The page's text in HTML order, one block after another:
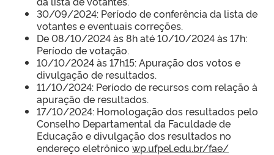
30/09/2024: Período de conferência da lista de
votantes e eventuais correções.
De 08/10/2024 às 8h até 10/10/2024 às 17h:
Período de votação.
10/10/2024 às 17h15: Apuração dos votos e
divulgação de resultados.
11/10/2024: Período de recursos com relação à
apuração de resultados.
17/10/2024: Homologação dos resultados pelo
Conselho Departamental da Faculdade de
Educação e divulgação dos resultados no
endereço eletrônico wp.ufpel.edu.br/fae/